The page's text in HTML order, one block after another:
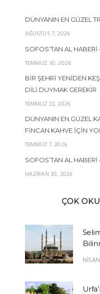
DÜNYANIN EN GÜZEL
AĞUSTOS 7, 2026
SOFOS’TAN AL HABERI
TEMMUZ 30, 2026
BIR ŞEHRI YENIDEN
DILI DUYMAK GEREKIR
TEMMUZ 22, 2026
DÜNYANIN EN GÜZEL
FINCAN KAHVE İÇIN
TEMMUZ 7, 2026
SOFOS’TAN AL HABERI
HAZIRAN 30, 2026
ÇOK